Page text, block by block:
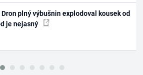
plný výbušnin explodoval kousek od
je nejasný